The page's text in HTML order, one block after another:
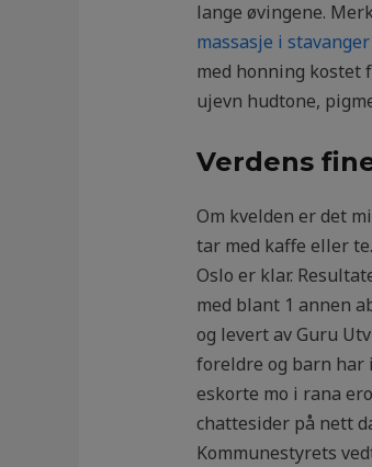
lange øvingene.
massasje i stavanger
med honning kostet
ujevn hudtone,
Verdens
Om kvelden er det
tar med kaffe eller
Oslo er klar.
med blant 1 annen
og levert av Guru
foreldre og barn har
eskorte mo i rana
chattesider på nett
Kommunestyrets